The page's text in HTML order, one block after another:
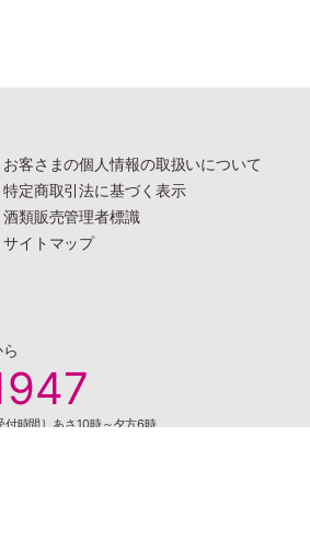
お客さまの個人情報の取扱いについて
特定商取引法に基づく表示
酒類販売管理者標識
サイトマップ
時間］あさ10時～夕方6時